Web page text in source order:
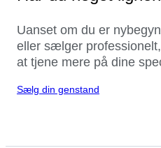
Uanset om du er
eller sælger
at tjene mere på dine
Sælg din genstand